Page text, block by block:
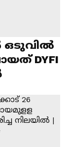
ഒടുവിൽ
DYFI